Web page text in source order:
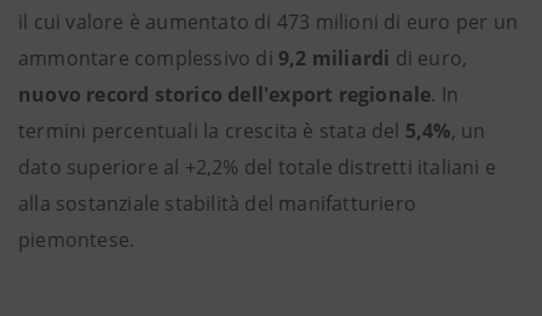
il cui valore è aumentato di 473 milioni di euro per un
ammontare complessivo di 9,2 miliardi di euro,
nuovo record storico dell'export regionale. In
termini percentuali la crescita è stata del 5,4%, un
dato superiore al +2,2% del totale distretti italiani e
alla sostanziale stabilità del manifatturiero
piemontese.